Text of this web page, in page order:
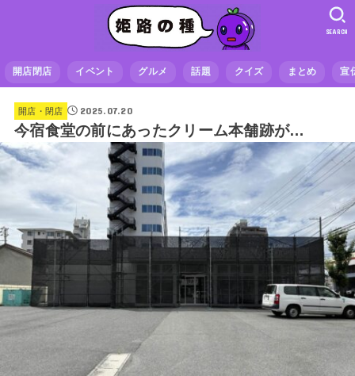
開店閉店 イベント グルメ 話題 クイズ まとめ 宣
SEARCH
開店・閉店 2025.07.20
今宿食堂の前にあったクリーム本舗跡が…